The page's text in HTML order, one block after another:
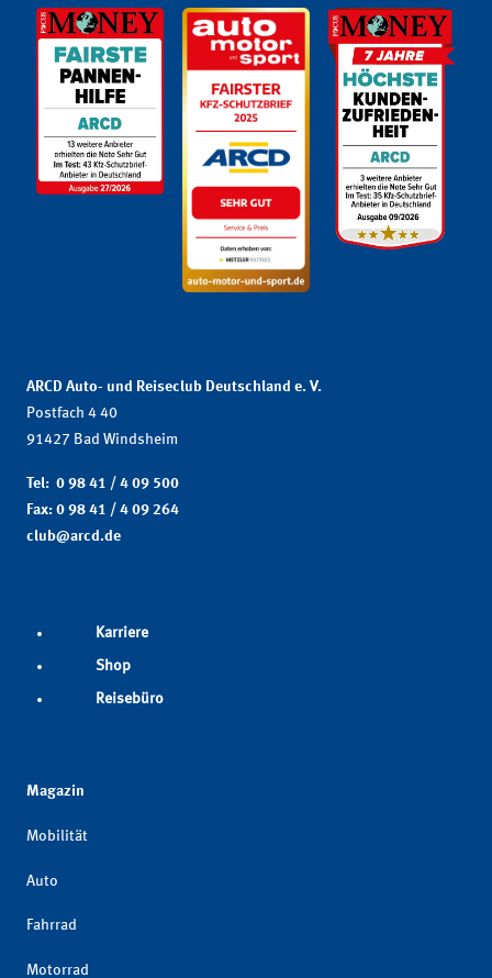
ARCD Auto- und Reiseclub Deutschland e. V.
Postfach 4 40
91427 Bad Windsheim
Tel: 0 98 41 / 4 09 500
Fax: 0 98 41 / 4 09 264
club@arcd.de
Karriere
Shop
Reisebüro
Magazin
Mobilität
Auto
Fahrrad
Motorrad